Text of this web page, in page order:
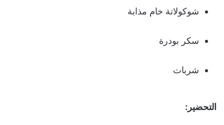
شوكولاتة خام مذابة
سكر بودرة
شربات
التحضير: